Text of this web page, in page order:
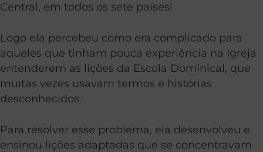
Central, em todos os sete países!
Logo ela percebeu como era complicado para
aqueles que tinham pouca experiência na Igreja
entenderem as lições da Escola Dominical, que
muitas vezes usavam termos e histórias
desconhecidos.
Para resolver esse problema, ela desenvolveu e
ensinou lições adaptadas que se concentravam